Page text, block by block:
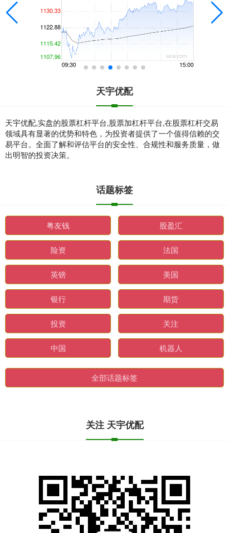
天宇优配
天宇优配,实盘的股票杠杆平台,股票加杠杆平台,在股票杠杆交易
领域具有显著的优势和特色，为投资者提供了一个值得信赖的交
易平台。全面了解和评估平台的安全性、合规性和服务质量，做
出明智的投资决策。
话题标签
粤友钱 股盈汇
险资 法国
英镑 美国
银行 期货
投资 关注
中国 机器人
全部话题标签
关注 天宇优配